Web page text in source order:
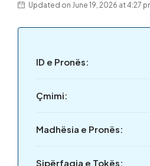
Updated on June 19, 2026 at 4:27
ID e Pronës:
Çmimi:
Madhësia e Pronës:
Sipërfaqja e Tokës: